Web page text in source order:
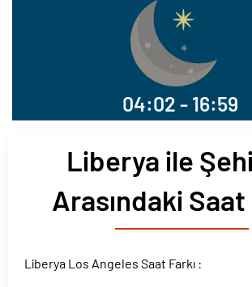
04:02 - 16:59
Liberya ile
Arasındaki Saat
Liberya Los Angeles Saat Farkı :